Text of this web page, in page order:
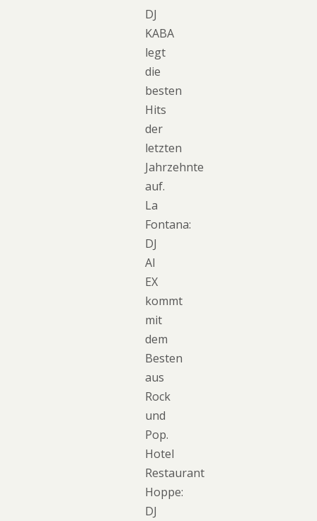
DJ
KABA
legt
die
besten
Hits
der
letzten
Jahrzehnte
auf.
La
Fontana:
DJ
Al
EX
kommt
mit
dem
Besten
aus
Rock
und
Pop.
Hotel
Restaurant
Hoppe:
DJ